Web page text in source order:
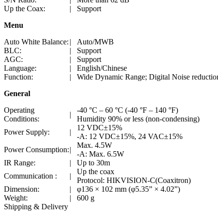
Up the Coax:
|
Support
Menu
Auto White Balance: |
Auto/MWB
BLC:
|
Support
AGC:
|
Support
Language:
|
English/Chinese
Function:
|
Wide Dynamic Range; Digital Noise
General
Operating
Conditions:
|
-40 °C – 60 °C (-40 °F – 140 °F)
Humidity 90% or less (non-condensing)
Power Supply:
|
12 VDC±15%
-A: 12 VDC±15%, 24 VAC±15%
Power Consumption:|
Max. 4.5W
-A: Max. 6.5W
IR Range:
|
Up to 30m
Communication :
|
Up the coax
Protocol: HIKVISION-C(Coaxitron)
Dimension:
|
φ136 × 102 mm (φ5.35” × 4.02”)
Weight:
|
600 g
Shipping & Delivery